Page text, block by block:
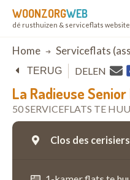
WOONZORGWEB
dé rusthuizen & serviceflats website
Breadcrumb
Home Serviceflats
La Radieuse
50 SERVICEFLATS TE
TERUG DELEN
Clos des